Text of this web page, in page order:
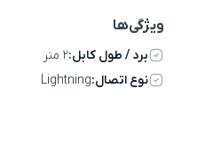
ویژگی‌ها
برد / طول کابل:۲ متر
نوع اتصال:Lightning